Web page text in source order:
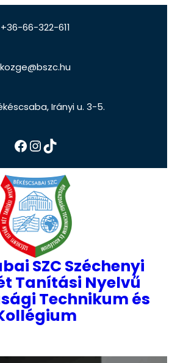
+36-66-322-611
kozge@bszc.hu
Irányi u. 3-5.
SZC Széchenyi
Tanítási Nyelvű
Technikum és